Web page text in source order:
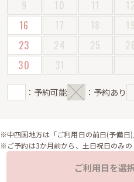
9
10 11 12
16
17 18 19
23
24 25
30
31
：予約可能 ：予約あり
※中四国地方は「ご利用日の前日(予備日)
※ご予約は3か月前から、土日祝日のみの
ご利用日を選